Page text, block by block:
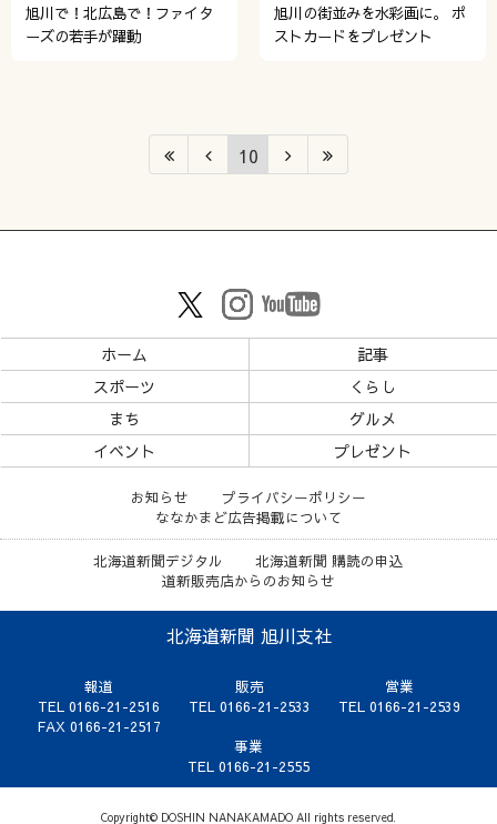
旭川で！北広島で！ファイタ
ーズの若手が躍動
旭川の街並みを水彩画に。 ポ
ストカードをプレゼント
10
ホーム
記事
スポーツ
くらし
まち
グルメ
イベント
プレゼント
お知らせ
プライバシーポリシー
ななかまど広告掲載について
北海道新聞デジタル
北海道新聞 購読の申込
道新販売店からのお知らせ
北海道新聞 旭川支社
報道
TEL 0166-21-2516
FAX 0166-21-2517
販売
TEL 0166-21-2533
営業
TEL 0166-21-2539
事業
TEL 0166-21-2555
Copyright© DOSHIN NANAKAMADO All rights reserved.